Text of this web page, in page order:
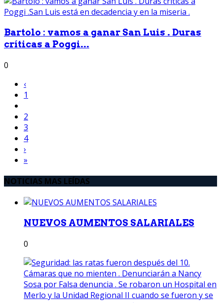
Bartolo : vamos a ganar San Luis . Duras
críticas a Poggi...
0
‹
1
2
3
4
›
»
NOTICIAS MAS LEÍDAS
NUEVOS AUMENTOS SALARIALES
0